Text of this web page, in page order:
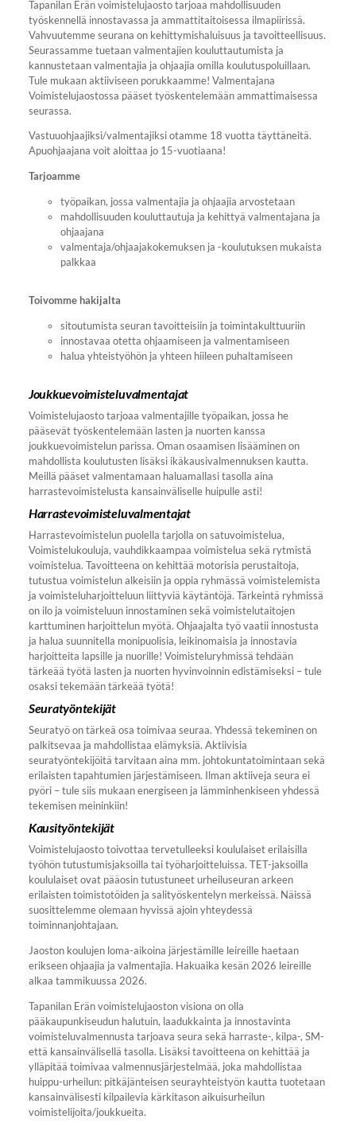
Tapanilan Erän voimistelujaosto tarjoaa mahdollisuuden
työskennellä innostavassa ja ammattitaitoisessa ilmapiirissä.
Vahvuutemme seurana on kehittymishaluisuus ja tavoitteellisuus.
Seurassamme tuetaan valmentajien kouluttautumista ja
kannustetaan valmentajia ja ohjaajia omilla koulutuspoluillaan.
Tule mukaan aktiiviseen porukkaamme! Valmentajana
Voimistelujaostossa pääset työskentelemään ammattimaisessa
seurassa.
Vastuuohjaajiksi/valmentajiksi otamme 18 vuotta täyttäneitä.
Apuohjaajana voit aloittaa jo 15-vuotiaana!
Tarjoamme
työpaikan, jossa valmentajia ja ohjaajia arvostetaan
mahdollisuuden kouluttautuja ja kehittyä valmentajana ja
ohjaajana
valmentaja/ohjaajakokemuksen ja -koulutuksen mukaista
palkkaa
Toivomme hakijalta
sitoutumista seuran tavoitteisiin ja toimintakulttuuriin
innostavaa otetta ohjaamiseen ja valmentamiseen
halua yhteistyöhön ja yhteen hiileen puhaltamiseen
Joukkuevoimisteluvalmentajat
Voimistelujaosto tarjoaa valmentajille työpaikan, jossa he
pääsevät työskentelemään lasten ja nuorten kanssa
joukkuevoimistelun parissa. Oman osaamisen lisääminen on
mahdollista koulutusten lisäksi ikäkausivalmennuksen kautta.
Meillä pääset valmentamaan haluamallasi tasolla aina
harrastevoimistelusta kansainväliselle huipulle asti!
Harrastevoimisteluvalmentajat
Harrastevoimistelun puolella tarjolla on satuvoimistelua,
Voimistelukouluja, vauhdikkaampaa voimistelua sekä rytmistä
voimistelua. Tavoitteena on kehittää motorisia perustaitoja,
tutustua voimistelun alkeisiin ja oppia ryhmässä voimistelemista
ja voimisteluharjoitteluun liittyviä käytäntöjä. Tärkeintä ryhmissä
on ilo ja voimisteluun innostaminen sekä voimistelutaitojen
karttuminen harjoittelun myötä. Ohjaajalta työ vaatii innostusta
ja halua suunnitella monipuolisia, leikinomaisia ja innostavia
harjoitteita lapsille ja nuorille! Voimisteluryhmissä tehdään
tärkeää työtä lasten ja nuorten hyvinvoinnin edistämiseksi – tule
osaksi tekemään tärkeää työtä!
Seuratyöntekijät
Seuratyö on tärkeä osa toimivaa seuraa. Yhdessä tekeminen on
palkitsevaa ja mahdollistaa elämyksiä. Aktiivisia
seuratyöntekijöitä tarvitaan aina mm. johtokuntatoimintaan sekä
erilaisten tapahtumien järjestämiseen. Ilman aktiiveja seura ei
pyöri – tule siis mukaan energiseen ja lämminhenkiseen yhdessä
tekemisen meininkiin!
Kausityöntekijät
Voimistelujaosto toivottaa tervetulleeksi koululaiset erilaisilla
työhön tutustumisjaksoilla tai työharjoitteluissa. TET-jaksoilla
koululaiset ovat pääosin tutustuneet urheiluseuran arkeen
erilaisten toimistotöiden ja salityöskentelyn merkeissä. Näissä
suosittelemme olemaan hyvissä ajoin yhteydessä
toiminnanjohtajaan.
Jaoston koulujen loma-aikoina järjestämille leireille haetaan
erikseen ohjaajia ja valmentajia. Hakuaika kesän 2026 leireille
alkaa tammikuussa 2026.
Tapanilan Erän voimistelujaoston visiona on olla
pääkaupunkiseudun halutuin, laadukkainta ja innostavinta
voimisteluvalmennusta tarjoava seura sekä harraste-, kilpa-, SM-
että kansainvälisellä tasolla. Lisäksi tavoitteena on kehittää ja
ylläpitää toimivaa valmennusjärjestelmää, joka mahdollistaa
huippu-urheilun: pitkäjänteisen seurayhteistyön kautta tuotetaan
kansainvälisesti kilpailevia kärkitason aikuisurheilun
voimistelijoita/joukkueita.